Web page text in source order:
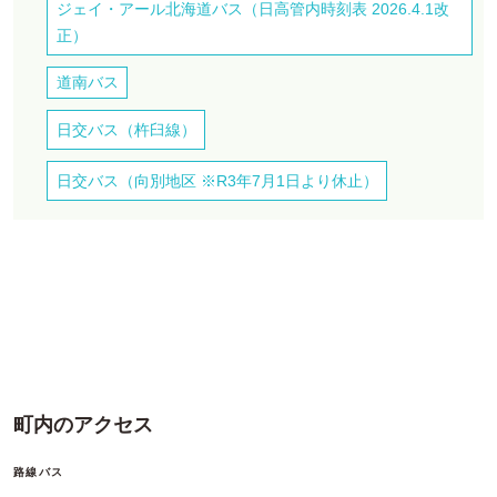
ジェイ・アール北海道バス （日高管内時刻表 2026.4.1改
正）
道南バス
日交バス （杵臼線）
日交バス （向別地区 ※R3年7月1日より休止）
町内のアクセス
路線バス